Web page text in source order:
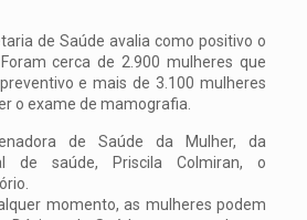
de Saúde avalia como positivo o
cerca de 2.900 mulheres que
e mais de 3.100 mulheres
o exame de mamografia.
de Saúde da Mulher, da
de saúde, Priscila Colmiran, o
momento, as mulheres podem